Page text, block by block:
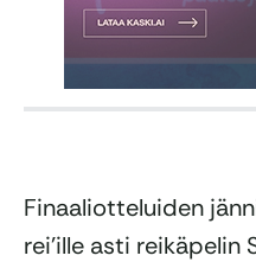
Finaaliotteluiden
rei’ille asti reikäpelin